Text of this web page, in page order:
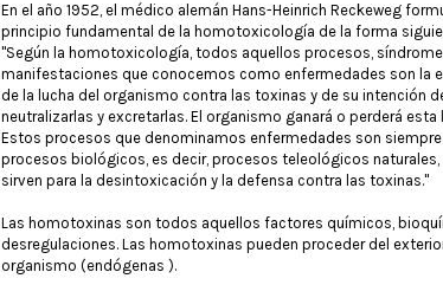
En el año 1952, el médico alemán Hans-Heinrich Reckeweg
principio fundamental de la homotoxicología de la forma
"Según la homotoxicología, todos aquellos procesos,
manifestaciones que conocemos como enfermedades son la
de la lucha del organismo contra las toxinas y de su intención
neutralizarlas y excretarlas. El organismo ganará o perderá esta
Estos procesos que denominamos enfermedades son siempre
procesos biológicos, es decir, procesos teleológicos naturales,
sirven para la desintoxicación y la defensa contra las toxinas."
Las homotoxinas son todos aquellos factores químicos,
desregulaciones. Las homotoxinas pueden proceder del
organismo (endógenas ).